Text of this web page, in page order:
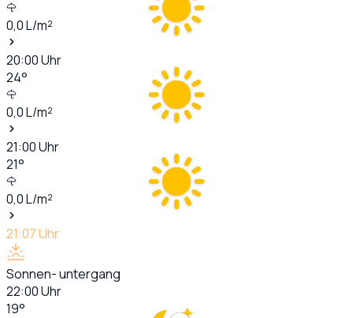
0,0L/m²
20:00Uhr
24°
0,0L/m²
21:00Uhr
21°
0,0L/m²
21:07Uhr
Sonnen- untergang
22:00Uhr
19°